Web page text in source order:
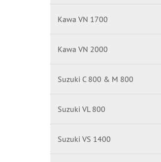
Kawa VN 1700
Kawa VN 2000
Suzuki C 800 & M 800
Suzuki VL 800
Suzuki VS 1400